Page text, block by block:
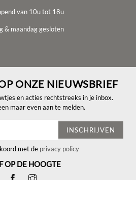
van 10u tot 18u
& maandag gesloten
ONZE NIEUWSBRIEF
en acties rechtstreeks in je inbox.
maar even aan te melden.
INSCHRIJVEN
met de privacy policy
OP DE HOOGTE